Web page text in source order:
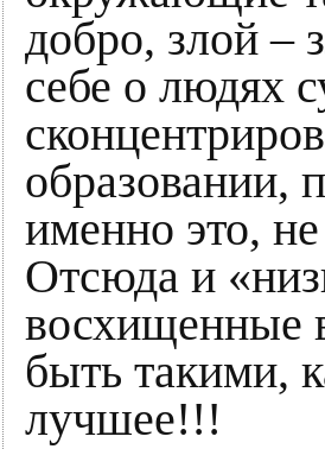
добро, злой –
себе о людях
образовании,
именно это,
Отсюда и
восхищенные
быть такими,
лучшее!!!